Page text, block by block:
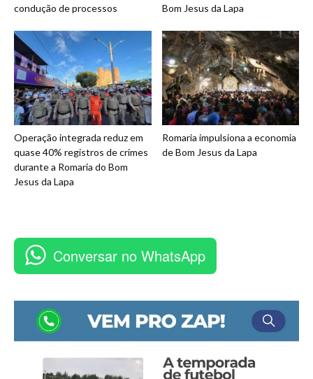
condução de processos
Bom Jesus da Lapa
Operação integrada reduz em
quase 40% registros de crimes
durante a Romaria do Bom
Jesus da Lapa
Romaria impulsiona a economia
de Bom Jesus da Lapa
Conversar no WhatsApp